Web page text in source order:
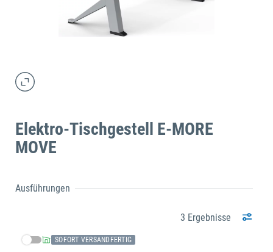
Elektro-Tischgestell E-MORE
MOVE
Ausführungen
3 Ergebnisse
SOFORT VERSANDFERTIG